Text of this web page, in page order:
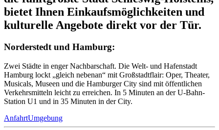
bietet Ihnen Einkaufs­mög­lich­keiten und
kulturelle Ange­bote direkt vor der Tür.
Norder­stedt und Hamburg:
Zwei Städte in enger Nach­bar­schaft. Die Welt- und Hafen­stadt
Hamburg lockt „gleich nebenan“ mit Groß­stadt­flair: Oper, Theater,
Musi­cals, Museen und die Hamburger City sind mit öffent­li­chen
Verkehrs­mit­teln leicht zu errei­chen. In 5 Minuten an der U-Bahn-
Station U1 und in 35 Minuten in der City.
AnfahrtUmgebung